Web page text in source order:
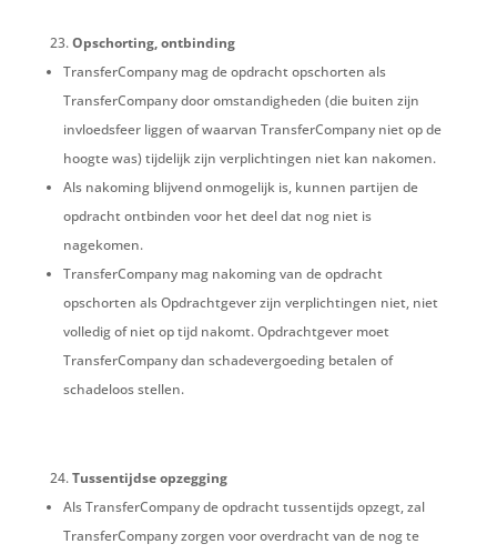
Opschorting, ontbinding
TransferCompany mag de opdracht opschorten als
TransferCompany door omstandigheden (die buiten zijn
invloedsfeer liggen of waarvan TransferCompany niet op de
hoogte was) tijdelijk zijn verplichtingen niet kan nakomen.
Als nakoming blijvend onmogelijk is, kunnen partijen de
opdracht ontbinden voor het deel dat nog niet is
nagekomen.
TransferCompany mag nakoming van de opdracht
opschorten als Opdrachtgever zijn verplichtingen niet, niet
volledig of niet op tijd nakomt. Opdrachtgever moet
TransferCompany dan schadevergoeding betalen of
schadeloos stellen.
Tussentijdse opzegging
Als TransferCompany de opdracht tussentijds opzegt, zal
TransferCompany zorgen voor overdracht van de nog te